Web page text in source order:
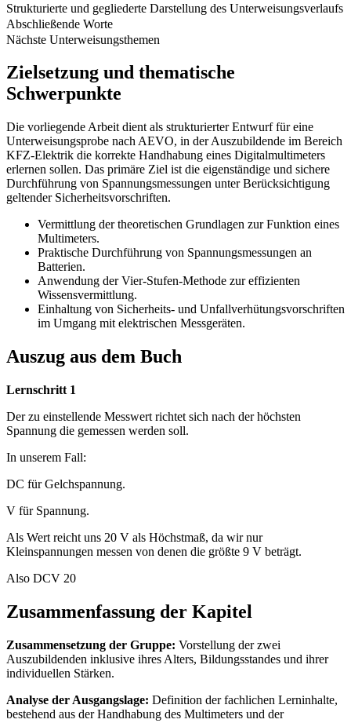
Strukturierte und gegliederte Darstellung des Unterweisungsverlaufs
Abschließende Worte
Nächste Unterweisungsthemen
Zielsetzung und thematische
Schwerpunkte
Die vorliegende Arbeit dient als strukturierter Entwurf für eine
Unterweisungsprobe nach AEVO, in der Auszubildende im Bereich
KFZ-Elektrik die korrekte Handhabung eines Digitalmultimeters
erlernen sollen. Das primäre Ziel ist die eigenständige und sichere
Durchführung von Spannungsmessungen unter Berücksichtigung
geltender Sicherheitsvorschriften.
Vermittlung der theoretischen Grundlagen zur Funktion eines
Multimeters.
Praktische Durchführung von Spannungsmessungen an
Batterien.
Anwendung der Vier-Stufen-Methode zur effizienten
Wissensvermittlung.
Einhaltung von Sicherheits- und Unfallverhütungsvorschriften
im Umgang mit elektrischen Messgeräten.
Auszug aus dem Buch
Lernschritt 1
Der zu einstellende Messwert richtet sich nach der höchsten
Spannung die gemessen werden soll.
In unserem Fall:
DC für Gelchspannung.
V für Spannung.
Als Wert reicht uns 20 V als Höchstmaß, da wir nur
Kleinspannungen messen von denen die größte 9 V beträgt.
Also DCV 20
Zusammenfassung der Kapitel
Zusammensetzung der Gruppe: Vorstellung der zwei
Auszubildenden inklusive ihres Alters, Bildungsstandes und ihrer
individuellen Stärken.
Analyse der Ausgangslage: Definition der fachlichen Lerninhalte,
bestehend aus der Handhabung des Multimeters und der